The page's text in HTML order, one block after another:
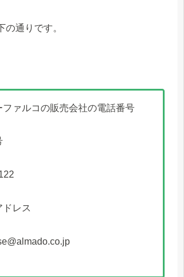
の通りです。
ファルコの販売会社の電話番号
ドレス